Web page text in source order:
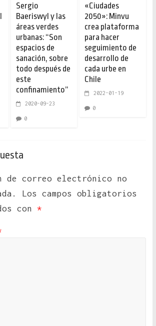
Sergio
Baeriswyl y las
áreas verdes
urbanas: “Son
espacios de
sanación, sobre
todo después de
este
confinamiento”
2020-09-23
0
«Ciudades
2050»: Minvu
crea plataforma
para hacer
seguimiento de
desarrollo de
cada urbe en
Chile
2022-01-19
0
de correo electrónico no
Los campos obligatorios
con *